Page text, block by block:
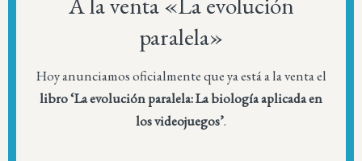
paralela»
Hoy anunciamos oficialmente que ya está a la venta el
libro ‘La evolución paralela: La biología aplicada en
los videojuegos’.